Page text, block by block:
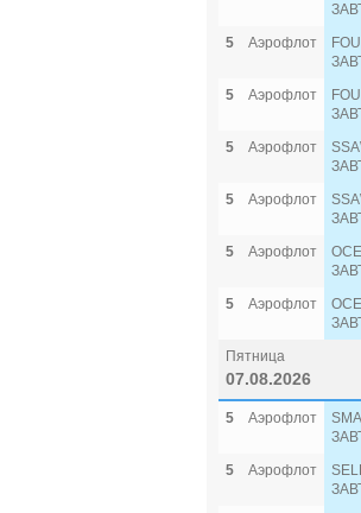
5
Аэрофлот
5
Аэрофлот
5
Аэрофлот
5
Аэрофлот
5
Аэрофлот
5
Аэрофлот
Пятница
07.08.2026
5 Аэрофлот
5
Аэрофлот